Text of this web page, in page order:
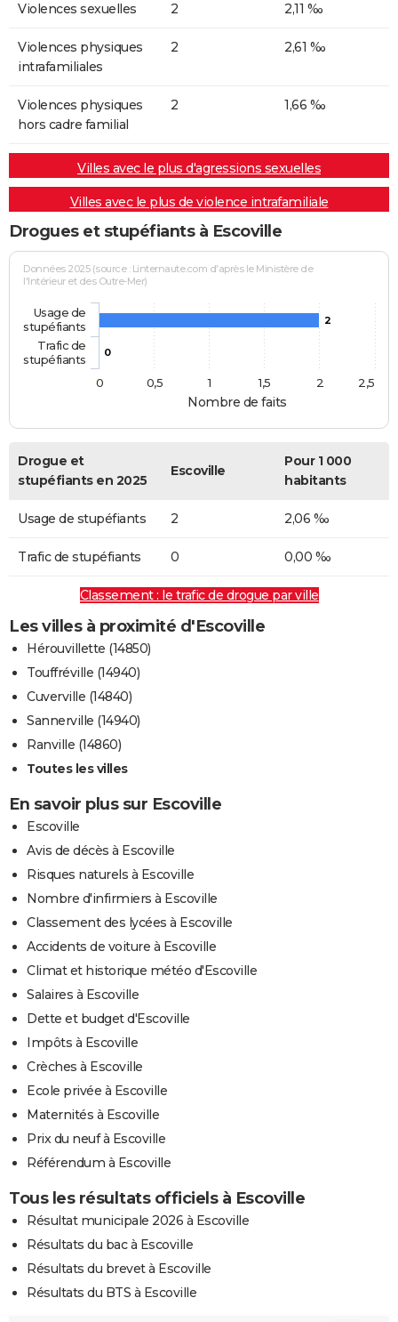
Violences sexuelles 2 2,11 ‰
Violences physiques
intrafamiliales
2 2,61 ‰
Violences physiques
hors cadre familial
2 1,66 ‰
Villes avec le plus d'agressions sexuelles
Villes avec le plus de violence intrafamiliale
Drogues et stupéfiants à Escoville
Nombre de faits
Données 2025 (source : Linternaute.com d'après le Ministère de
l'Intérieur et des Outre-Mer)
2
0
Usage de
stupéfiants
Trafic de
stupéfiants
0
0,5 1 1,5 2 2,5
Drogue et
stupéfiants en 2025
Escoville
Pour 1 000
habitants
Usage de stupéfiants 2 2,06 ‰
Trafic de stupéfiants 0 0,00 ‰
Classement : le trafic de drogue par ville
Les villes à proximité d'Escoville
Hérouvillette (14850)
Touffréville (14940)
Cuverville (14840)
Sannerville (14940)
Ranville (14860)
Toutes les villes
En savoir plus sur Escoville
Escoville
Avis de décès à Escoville
Risques naturels à Escoville
Nombre d'infirmiers à Escoville
Classement des lycées à Escoville
Accidents de voiture à Escoville
Climat et historique météo d'Escoville
Salaires à Escoville
Dette et budget d'Escoville
Impôts à Escoville
Crèches à Escoville
Ecole privée à Escoville
Maternités à Escoville
Prix du neuf à Escoville
Référendum à Escoville
Tous les résultats officiels à Escoville
Résultat municipale 2026 à Escoville
Résultats du bac à Escoville
Résultats du brevet à Escoville
Résultats du BTS à Escoville